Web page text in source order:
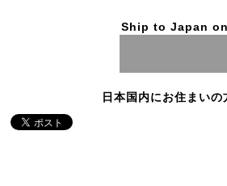
Ship to Japan
日本国内にお住まいの